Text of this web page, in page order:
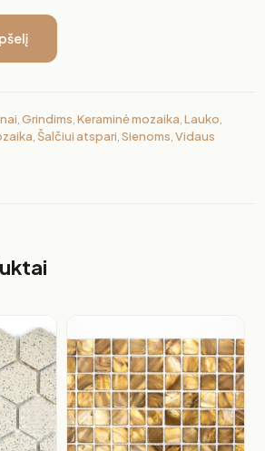
Grindims Keraminė mozaika Lauko
Šalčiui atspari Sienoms Vidaus